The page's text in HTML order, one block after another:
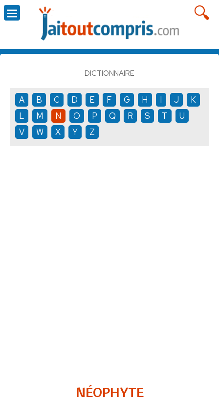
DICTIONNAIRE
A B C D E F G H I J
K
L
M N O P Q R S T
U
V
W X Y Z
NÉOPHYTE